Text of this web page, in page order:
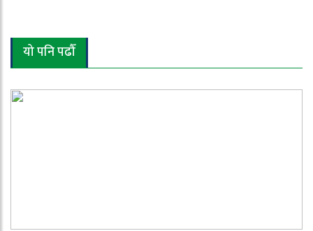
यो पनि पढौँ